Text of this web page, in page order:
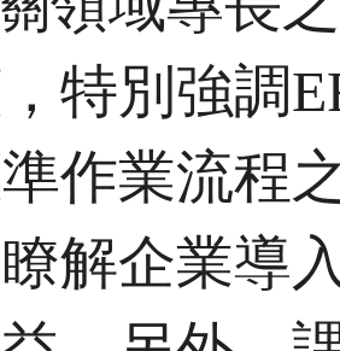
特別強調
作業流程
解企業導